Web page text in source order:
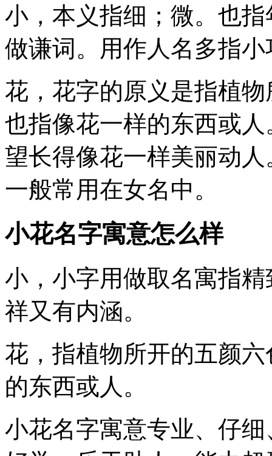
小 ，本义指细；微。也
做谦词。用作人名多指
花 ，花字的原义是指植
也指像花一样的东西或
望长得像花一样美丽动
一般常用在女名中。
小花名字寓意怎么样
小 ，小字用做取名寓指
祥又有内涵。
花 ，指植物所开的五颜
的东西或人。
小花名字寓意专业、仔